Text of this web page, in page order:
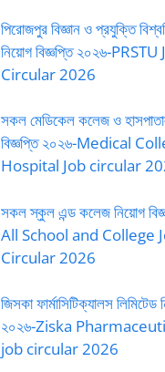
পিরোজপুর বিজ্ঞান ও প্রযুক্তি
নিয়োগ বিজ্ঞপ্তি ২০২৬-PRSTU
Circular 2026
সকল মেডিকেল কলেজ ও
বিজ্ঞপ্তি ২০২৬-Medical
Hospital Job circular
সকল স্কুল এন্ড কলেজ নিয়োগ
All School and College
Circular 2026
জিসকা ফার্মাসিটিক্যালস লিমিটেড
২০২৬-Ziska
job circular 2026